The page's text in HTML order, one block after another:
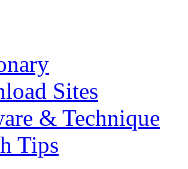
Sites
& Technique
Tips